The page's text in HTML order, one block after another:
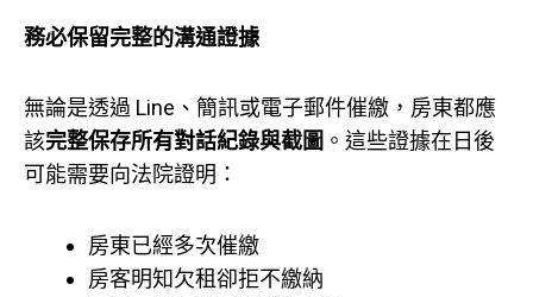
務必保留完整的溝通證據
無論是透過 Line、簡訊或電子郵件催繳，房東都應
該完整保存所有對話紀錄與截圖 。這些證據在日後
可能需要向法院證明：
房東已經多次催繳
房客明知欠租卻拒不繳納